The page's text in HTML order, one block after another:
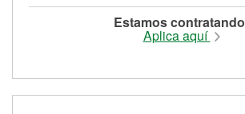
Estamos contratando
Aplica aquí